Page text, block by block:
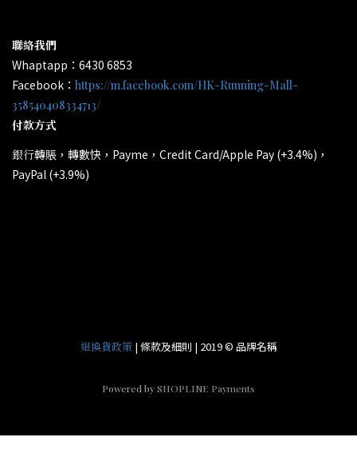
聯絡我們
Whaptapp：6430 6853
Facebook： https://m.facebook.com/HK-Running-Mall-
358540408334713/
付款方式
銀行轉賬，轉數快，Payme，Credit Card/Apple Pay (+3.4%)，
PayPal (+3.9%)
退換貨政策| 條款及細則 | 2019 © 品牌名稱
Powered bySHOPLINE Payments